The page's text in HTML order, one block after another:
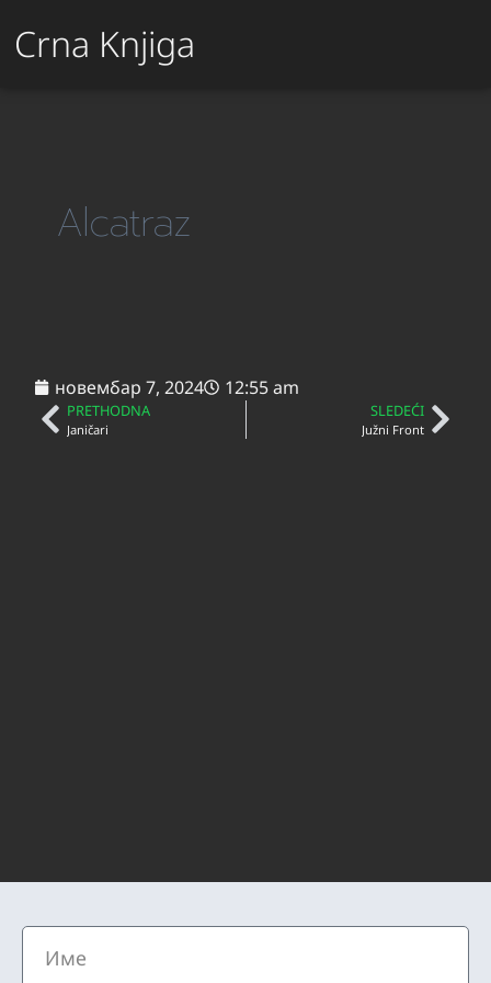
Crna Knjiga
Alcatraz
новембар 7, 2024 12:55 am
PRETHODNA
Janičari
SLEDEĆI
Južni Front